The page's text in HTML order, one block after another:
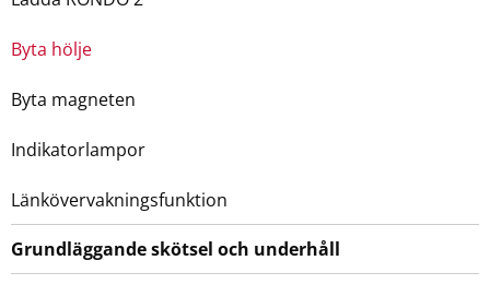
Byta hölje
Byta magneten
Indikatorlampor
Länkövervakningsfunktion
Grundläggande skötsel och underhåll